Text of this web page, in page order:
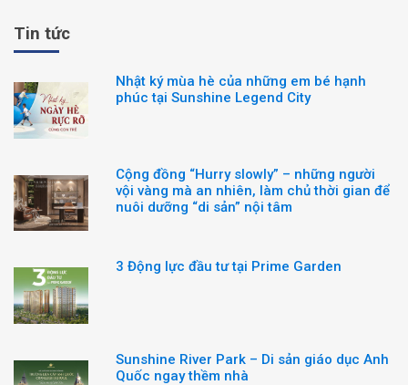
Tin tức
Nhật ký mùa hè của những em bé hạnh
phúc tại Sunshine Legend City
Cộng đồng “Hurry slowly” – những người
vội vàng mà an nhiên, làm chủ thời gian để
nuôi dưỡng “di sản” nội tâm
3 Động lực đầu tư tại Prime Garden
Sunshine River Park – Di sản giáo dục Anh
Quốc ngay thềm nhà